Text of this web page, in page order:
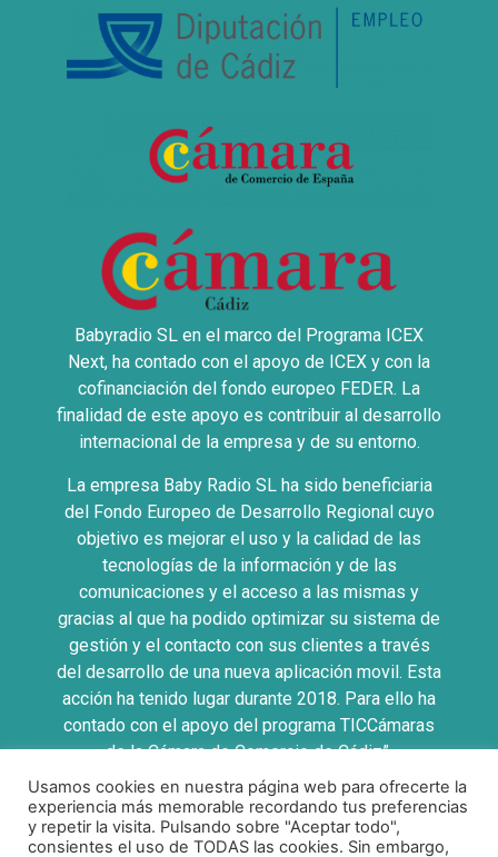
Babyradio SL en el marco del Programa ICEX
Next, ha contado con el apoyo de ICEX y con la
cofinanciación del fondo europeo FEDER. La
finalidad de este apoyo es contribuir al desarrollo
internacional de la empresa y de su entorno.
La empresa Baby Radio SL ha sido beneficiaria
del Fondo Europeo de Desarrollo Regional cuyo
objetivo es mejorar el uso y la calidad de las
tecnologías de la información y de las
comunicaciones y el acceso a las mismas y
gracias al que ha podido optimizar su sistema de
gestión y el contacto con sus clientes a través
del desarrollo de una nueva aplicación movil. Esta
acción ha tenido lugar durante 2018. Para ello ha
contado con el apoyo del programa TICCámaras
de la Cámara de Comercio de Cádiz”.
UNA MANERA DE HACER EUROPA
Usamos cookies en nuestra página web para ofrecerte la
experiencia más memorable recordando tus preferencias
y repetir la visita. Pulsando sobre "Aceptar todo",
consientes el uso de TODAS las cookies. Sin embargo,